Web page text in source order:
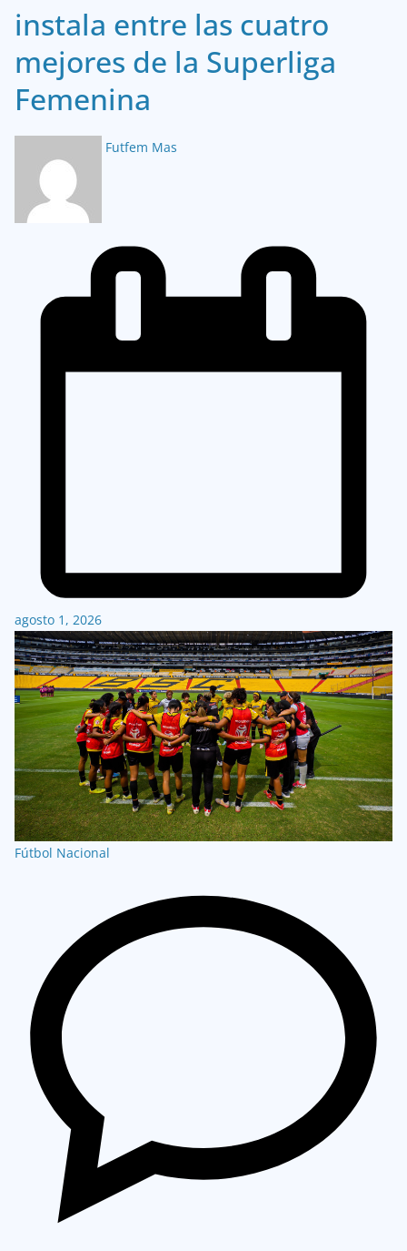
instala entre las cuatro
mejores de la Superliga
Femenina
Futfem Mas
agosto 1, 2026
Fútbol Nacional